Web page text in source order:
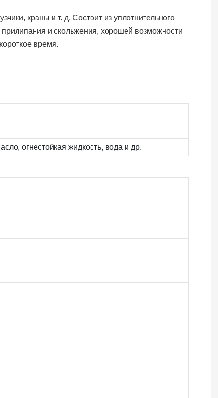
краны и т. д. Состоит из уплотнительного
прилипания и скольжения, хорошей возможности
время.
огнестойкая жидкость, вода и др.